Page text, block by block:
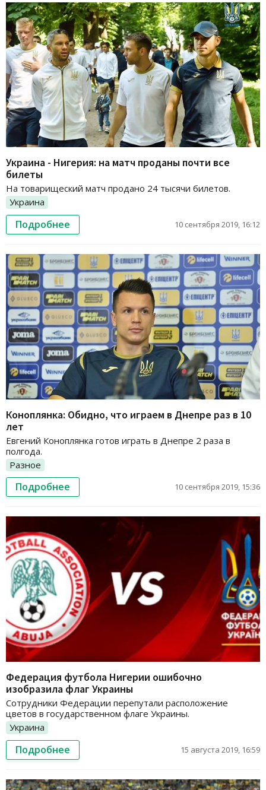
Украина - Нигерия: на матч проданы почти все
билеты
На товарищеский матч продано 24 тысячи билетов.
Украина
Подробнее 10 сентября 2019, 16:12
Коноплянка: Обидно, что играем в Днепре раз в 10
лет
Евгений Коноплянка готов играть в Днепре 2 раза в
полгода.
Разное
Подробнее 10 сентября 2019, 15:36
Федерация футбола Нигерии ошибочно
изобразила флаг Украины
Сотрудники Федерации перепутали расположение
цветов в государственном флаге Украины.
Украина
Подробнее 15 августа 2019, 16:59